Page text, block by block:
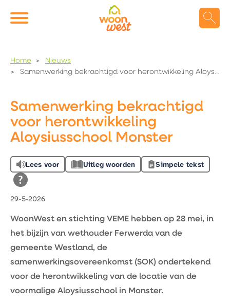
Naar de homepage
Ga naar Hoofd
Home
Nieuws
Samenwerking bekrachtigd voor herontwikkeling Aloysiusschool Monster
Samenwerking bekrachtigd
voor herontwikkeling
Aloysiusschool Monster
Lees voor Uitleg woorden Simpele tekst
29-5-2026
WoonWest en stichting VEME hebben op 28 mei, in
het bijzijn van wethouder Ferwerda van de
gemeente Westland, de
samenwerkingsovereenkomst (SOK) ondertekend
voor de herontwikkeling van de locatie van de
voormalige Aloysiusschool in Monster.